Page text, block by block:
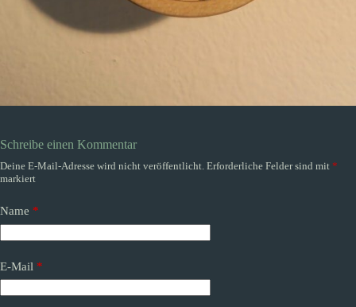
Schreibe einen Kommentar
Deine E-Mail-Adresse wird nicht veröffentlicht. Erforderliche Felder sind mit *
markiert
Name *
E-Mail *